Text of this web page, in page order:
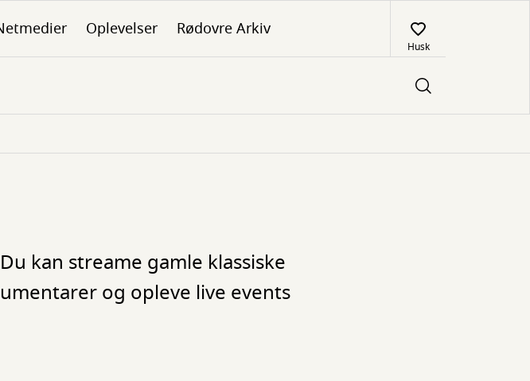
Oplevelser Rødovre Arkiv
Husk
kan streame gamle klassiske
og opleve live events